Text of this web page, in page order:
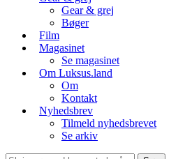
Gear & grej
Bøger
Film
Magasinet
Se magasinet
Om Luksus.land
Om
Kontakt
Nyhedsbrev
Tilmeld nyhedsbrevet
Se arkiv